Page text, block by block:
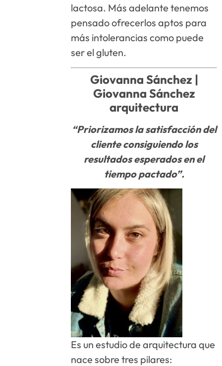
lactosa. Más adelante tenemos
pensado ofrecerlos aptos para
más intolerancias como puede
ser el gluten.
Giovanna Sánchez |
Giovanna Sánchez
arquitectura
“Priorizamos la satisfacción del
cliente consiguiendo los
resultados esperados en el
tiempo pactado”.
Es un estudio de arquitectura que
nace sobre tres pilares: